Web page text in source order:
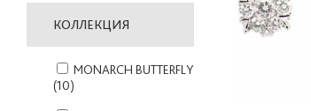
КОЛЛЕКЦИЯ
MONARCH BUTTERFLY
(10)